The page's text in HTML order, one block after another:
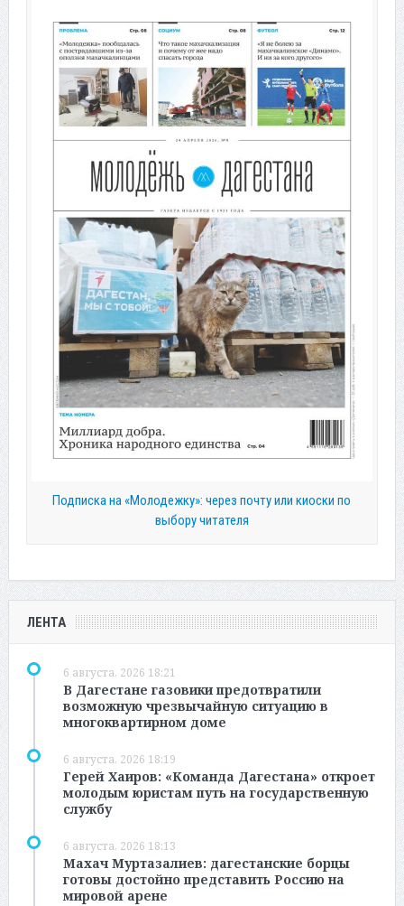
Подписка на «Молодежку»: через почту или киоски по
выбору читателя
ЛЕНТА
6 августа, 2026 18:21
В Дагестане газовики предотвратили
возможную чрезвычайную ситуацию в
многоквартирном доме
6 августа, 2026 18:19
Герей Хаиров: «Команда Дагестана» откроет
молодым юристам путь на государственную
службу
6 августа, 2026 18:13
Махач Муртазалиев: дагестанские борцы
готовы достойно представить Россию на
мировой арене